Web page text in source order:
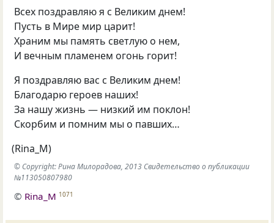
Всех поздравляю я с Великим днем!
Пусть в Мире мир царит!
Храним мы память светлую о нем,
И вечным пламенем огонь горит!
Я поздравляю вас с Великим днем!
Благодарю героев наших!
За нашу жизнь — низкий им поклон!
Скорбим и помним мы о павших…
(Rina_M)
© Copyright: Рина Милорадова, 2013 Свидетельство о публикации
№113050807980
© Rina_M 1071